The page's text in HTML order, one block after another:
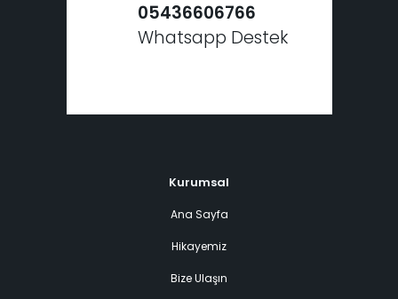
05436606766
Whatsapp Destek
Kurumsal
Ana Sayfa
Hikayemiz
Bize Ulaşın